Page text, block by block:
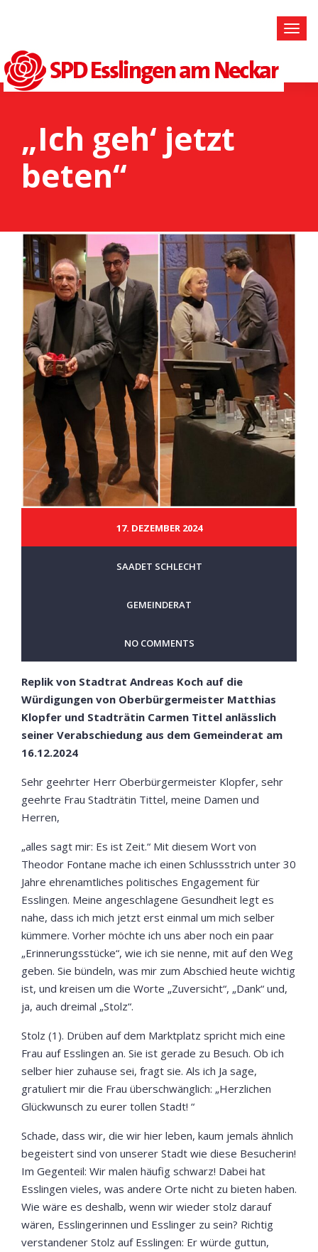
„Ich geh‘ jetzt
beten“
17. DEZEMBER 2024
SAADET SCHLECHT
GEMEINDERAT
NO COMMENTS
Replik von Stadtrat Andreas Koch auf die
Würdigungen von Oberbürgermeister Matthias
Klopfer und Stadträtin Carmen Tittel anlässlich
seiner Verabschiedung aus dem Gemeinderat am
16.12.2024
Sehr geehrter Herr Oberbürgermeister Klopfer, sehr
geehrte Frau Stadträtin Tittel, meine Damen und
Herren,
„alles sagt mir: Es ist Zeit.“ Mit diesem Wort von
Theodor Fontane mache ich einen Schlussstrich unter 30
Jahre ehrenamtliches politisches Engagement für
Esslingen. Meine angeschlagene Gesundheit legt es
nahe, dass ich mich jetzt erst einmal um mich selber
kümmere. Vorher möchte ich uns aber noch ein paar
„Erinnerungsstücke“, wie ich sie nenne, mit auf den Weg
geben. Sie bündeln, was mir zum Abschied heute wichtig
ist, und kreisen um die Worte „Zuversicht“, „Dank“ und,
ja, auch dreimal „Stolz“.
Stolz (1). Drüben auf dem Marktplatz spricht mich eine
Frau auf Esslingen an. Sie ist gerade zu Besuch. Ob ich
selber hier zuhause sei, fragt sie. Als ich Ja sage,
gratuliert mir die Frau überschwänglich: „Herzlichen
Glückwunsch zu eurer tollen Stadt! “
Schade, dass wir, die wir hier leben, kaum jemals ähnlich
begeistert sind von unserer Stadt wie diese Besucherin!
Im Gegenteil: Wir malen häufig schwarz! Dabei hat
Esslingen vieles, was andere Orte nicht zu bieten haben.
Wie wäre es deshalb, wenn wir wieder stolz darauf
wären, Esslingerinnen und Esslinger zu sein? Richtig
verstandener Stolz auf Esslingen: Er würde guttun,